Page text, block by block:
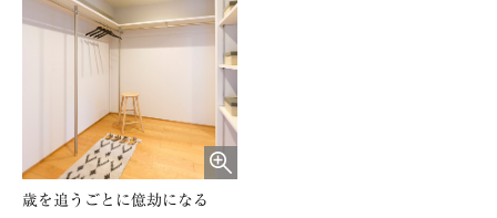
歳を追うごとに億劫になる